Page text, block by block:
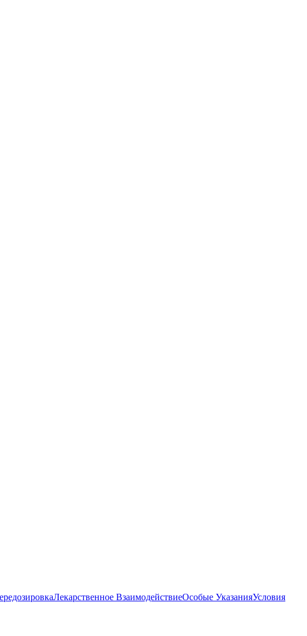
Лекарственное ВзаимодействиеОсобые УказанияУсловия